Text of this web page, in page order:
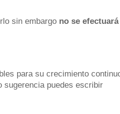
sin embargo no se
para su crecimiento
sugerencia puedes escribir